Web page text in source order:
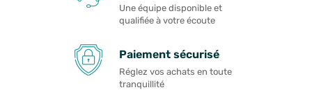
Une équipe disponible et
qualifiée à votre écoute
Paiement sécurisé
Réglez vos achats en toute
tranquillité